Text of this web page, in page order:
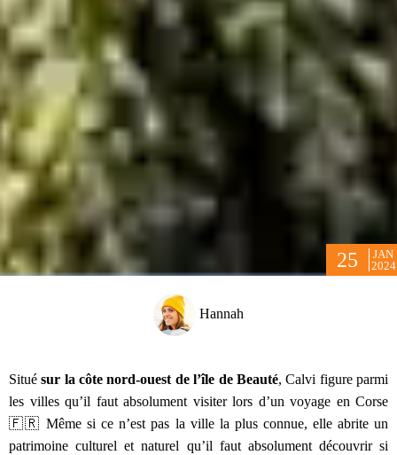
25
JAN
2024
Hannah
Situésur la côte nord-ouest de l’île de Beauté, Calvi figure parmi
les villes qu’il faut absolument visiter lors d’un voyage en Corse
🇫🇷 Même si ce n’est pas la ville la plus connue, elle abrite un
patrimoine culturel et naturel qu’il faut absolument découvrir si